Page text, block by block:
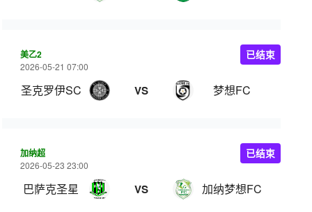
美乙2
2026-05-21 07:00
圣克罗伊SC VS 梦想FC
已结束
加纳超
2026-05-23 23:00
巴萨克圣星 VS 加纳梦想FC
已结束